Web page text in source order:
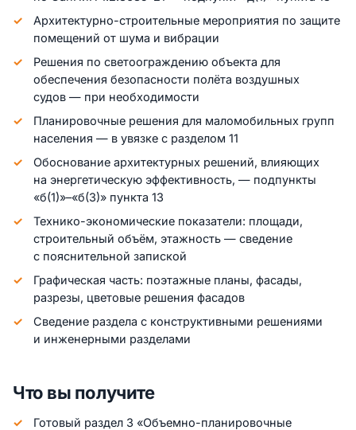
Архитектурно-строительные мероприятия по защите
помещений от шума и вибрации
Решения по светоограждению объекта для
обеспечения безопасности полёта воздушных
судов — при необходимости
Планировочные решения для маломобильных групп
населения — в увязке с разделом 11
Обоснование архитектурных решений, влияющих
на энергетическую эффективность, — подпункты
«б(1)»–«б(3)» пункта 13
Технико-экономические показатели: площади,
строительный объём, этажность — сведение
с пояснительной запиской
Графическая часть: поэтажные планы, фасады,
разрезы, цветовые решения фасадов
Сведение раздела с конструктивными решениями
и инженерными разделами
Что вы получите
Готовый раздел 3 «Объемно-планировочные